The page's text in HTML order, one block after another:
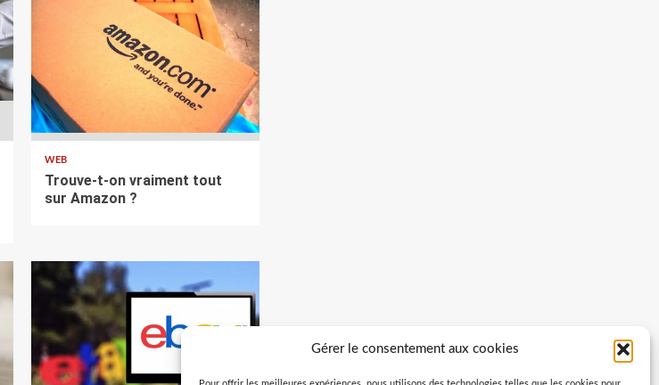
Gérer le consentement aux cookies
3 min de lecture
WEB
Trouve-t-on vraiment tout
sur Amazon ?